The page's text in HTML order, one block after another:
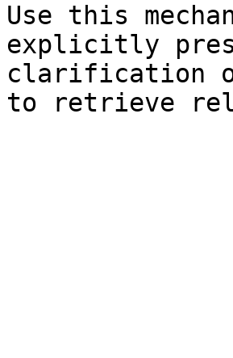
Use this
explicitly
clarification